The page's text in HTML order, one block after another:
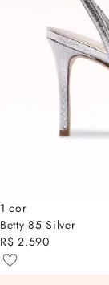
1 cor
Betty 85 Silver
R$ 2.590